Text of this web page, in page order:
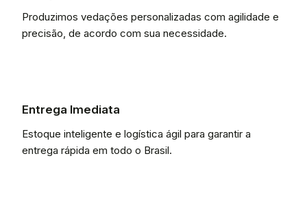
Produzimos vedações personalizadas com agilidade e
precisão, de acordo com sua necessidade.
Entrega Imediata
Estoque inteligente e logística ágil para garantir a
entrega rápida em todo o Brasil.